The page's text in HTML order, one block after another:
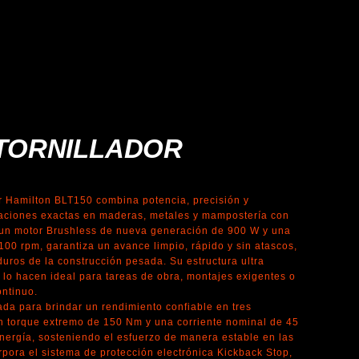
BLT150 combina potencia, precisión y
exactas en maderas, metales y mampostería con
motor Brushless de nueva generación de 900 W y una
rpm, garantiza un avance limpio, rápido y sin atascos,
de la construcción pesada. Su estructura ultra
hacen ideal para tareas de obra, montajes exigentes o
para brindar un rendimiento confiable en tres
torque extremo de 150 Nm y una corriente nominal de 45
sosteniendo el esfuerzo de manera estable en las
el sistema de protección electrónica Kickback Stop,